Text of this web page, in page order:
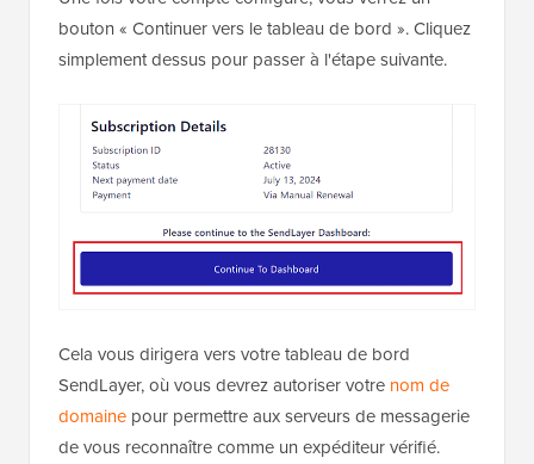
bouton « Continuer vers le tableau de bord ». Cliquez
simplement dessus pour passer à l'étape suivante.
Cela vous dirigera vers votre tableau de bord
SendLayer, où vous devrez autoriser votre nom de
domaine pour permettre aux serveurs de messagerie
de vous reconnaître comme un expéditeur vérifié.